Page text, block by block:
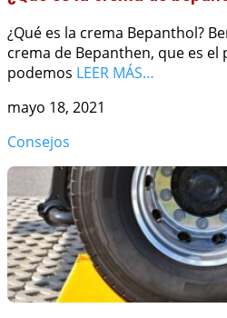
¿Qué es la crema Bepanthol?
crema de Bepanthen, que es
podemos LEER MÁS…
mayo 18, 2021
Consejos